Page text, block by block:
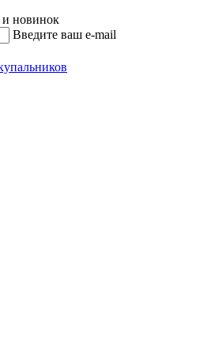
и новинок
Введите ваш e-mail